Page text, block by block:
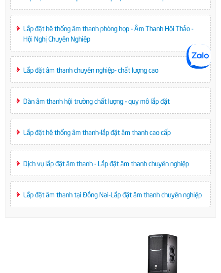
Lắp đặt hệ thống âm thanh phòng họp - Âm Thanh Hội Thảo -
Hội Nghị Chuyên Nghiệp
Lắp đặt âm thanh chuyên nghiệp- chất lượng cao
Dàn âm thanh hội trường chất lượng - quy mô lắp đặt
Lắp đặt hệ thống âm thanh-lắp đặt âm thanh cao cấp
Dịch vụ lắp đặt âm thanh - Lắp đặt âm thanh chuyên nghiệp
Lắp đặt âm thanh tại Đồng Nai-Lắp đặt âm thanh chuyên nghiệp